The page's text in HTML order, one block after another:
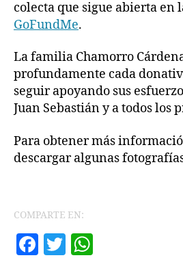
colecta que sigue abierta en
GoFundMe.
La familia Chamorro
profundamente cada
seguir apoyando sus
Juan Sebastián y a todos los
Para obtener más
descargar algunas
COMPARTE EN:
F
T